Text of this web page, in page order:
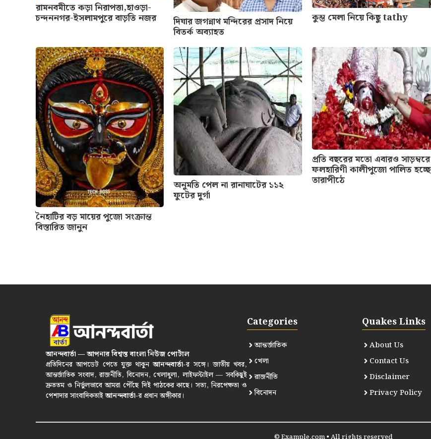
রামনবমীতে কড়া নিরাপত্তা,হাওড়া-
চন্দননগর-ইসলামপুরে বাড়তি নজর দিঘার জগন্নাথ মন্দিরের প্রসাদ নিয়ে
বিতর্ক অব্যাহত
কুম্ভ মেলা নিয়ে কিছু tathy
নৈহাটির বড় মায়ের পুজো সংক্রান্ত
বিস্তারিত জানুন
অনুমতি পেল না রানাঘাটের ১১২
ফুটের দুর্গা
প্রতি বছরের মতো এবারও সাড়ম্বরে
ফলহারিণী কালীপুজো পালিত হচ্ছে
তারাপীঠে
আনন্দবার্তা — আপনার বিশ্বস্ত বাংলা নিউজ পোর্টাল
প্রতিদিনের আপডেট পেতে যুক্ত থাকুনআনন্দবার্তা-র সঙ্গে। জাতীয় খবর,
আন্তর্জাতিক সংবাদ, রাজনীতি, বিনোদন, খেলাধুলা, লাইফস্টাইল — সবকিছুই
দ্রুততম ও নির্ভুলভাবে আমরা পৌঁছে দিই পাঠকের কাছে। সত্য, নিরপেক্ষতা ও
পেশাদার সাংবাদিকতাইআনন্দবার্তা-র প্রধান অঙ্গীকার।
Categories
আন্তর্জাতিক
খেলা
রাজনীতি
বিনোদন
Quakes Links
About Us
Contact Us
Disclaimer
Privacy Policy